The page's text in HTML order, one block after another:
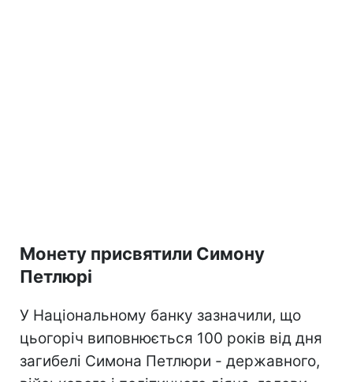
Монету присвятили Симону
Петлюрі
У Національному банку зазначили, що
цьогоріч виповнюється 100 років від дня
загибелі Симона Петлюри - державного,